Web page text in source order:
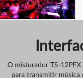
O misturador TS-
para transmitir música